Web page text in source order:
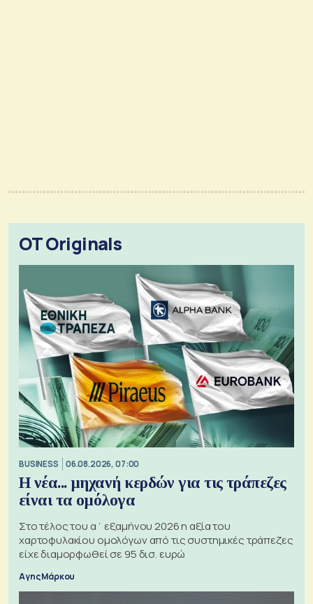
OT Originals
BUSINESS 06.08.2026, 07:00
Η νέα... μηχανή κερδών για τις τράπεζες
είναι τα ομόλογα
Στο τέλος του α΄ εξαμήνου 2026 η αξία του
χαρτοφυλακίου ομολόγων από τις συστημικές τράπεζες
είχε διαμορφωθεί σε 95 δισ. ευρώ
Αγης Μάρκου